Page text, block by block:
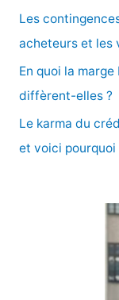
Les
acheteurs et les
En quoi la
diffèrent-elles ?
Le karma du
et voici pourquoi